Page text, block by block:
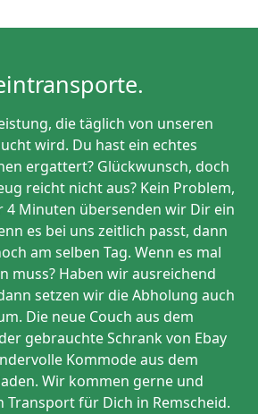
die täglich von unseren
wird. Du hast ein echtes
ergattert? Glückwunsch, doch
reicht nicht aus? Kein Problem,
4 Minuten übersenden wir Dir ein
es bei uns zeitlich passt, dann
am selben Tag. Wenn es mal
muss? Haben wir ausreichend
setzen wir die Abholung auch
Die neue Couch aus dem
gebrauchte Schrank von Ebay
Kommode aus dem
Wir kommen gerne und
Transport für Dich in Remscheid.